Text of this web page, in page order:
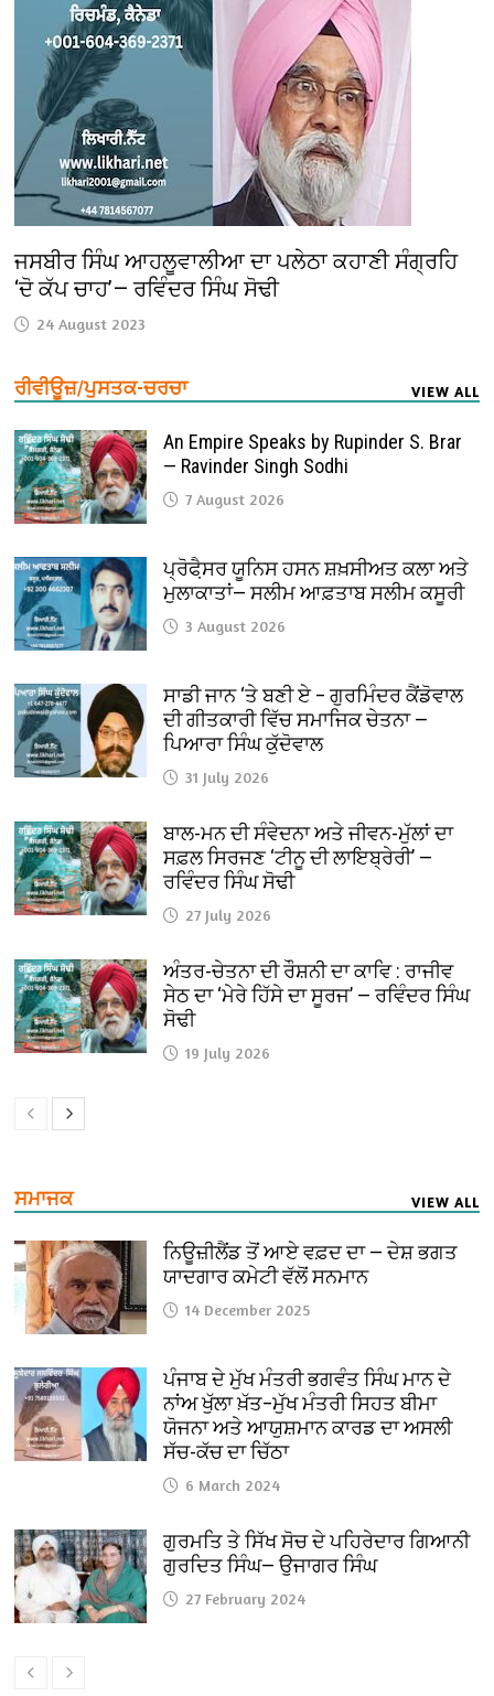
ਜਸਬੀਰ ਸਿੰਘ ਆਹਲੂਵਾਲੀਆ ਦਾ ਪਲੇਠਾ ਕਹਾਣੀ ਸੰਗ੍ਰਹਿ
‘ਦੋ ਕੱਪ ਚਾਹ’— ਰਵਿੰਦਰ ਸਿੰਘ ਸੋਢੀ
24 August 2023
ਰੀਵੀਊਜ਼/ਪੁਸਤਕ-ਚਰਚਾ VIEW ALL
An Empire Speaks by Rupinder S. Brar
— Ravinder Singh Sodhi
7 August 2026
ਪ੍ਰੋਫੈ਼ਸਰ ਯੂਨਿਸ ਹਸਨ ਸ਼ਖ਼ਸੀਅਤ ਕਲਾ ਅਤੇ
ਮੁਲਾਕਾਤਾਂ— ਸਲੀਮ ਆਫ਼ਤਾਬ ਸਲੀਮ ਕਸੂਰੀ
3 August 2026
ਸਾਡੀ ਜਾਨ ‘ਤੇ ਬਣੀ ਏ – ਗੁਰਮਿੰਦਰ ਕੈਂਡੋਵਾਲ
ਦੀ ਗੀਤਕਾਰੀ ਵਿੱਚ ਸਮਾਜਿਕ ਚੇਤਨਾ —
ਪਿਆਰਾ ਸਿੰਘ ਕੁੱਦੋਵਾਲ
31 July 2026
ਬਾਲ-ਮਨ ਦੀ ਸੰਵੇਦਨਾ ਅਤੇ ਜੀਵਨ-ਮੁੱਲਾਂ ਦਾ
ਸਫ਼ਲ ਸਿਰਜਣ ‘ਟੀਨੂ ਦੀ ਲਾਇਬ੍ਰੇਰੀ’ —
ਰਵਿੰਦਰ ਸਿੰਘ ਸੋਢੀ
27 July 2026
ਅੰਤਰ-ਚੇਤਨਾ ਦੀ ਰੌਸ਼ਨੀ ਦਾ ਕਾਵਿ : ਰਾਜੀਵ
ਸੇਠ ਦਾ ‘ਮੇਰੇ ਹਿੱਸੇ ਦਾ ਸੂਰਜ’ — ਰਵਿੰਦਰ ਸਿੰਘ
ਸੋਢੀ
19 July 2026
ਸਮਾਜਕ VIEW ALL
ਨਿਊਜ਼ੀਲੈਂਡ ਤੋਂ ਆਏ ਵਫ਼ਦ ਦਾ — ਦੇਸ਼ ਭਗਤ
ਯਾਦਗਾਰ ਕਮੇਟੀ ਵੱਲੋਂ ਸਨਮਾਨ
14 December 2025
ਪੰਜਾਬ ਦੇ ਮੁੱਖ ਮੰਤਰੀ ਭਗਵੰਤ ਸਿੰਘ ਮਾਨ ਦੇ
ਨਾਂਅ ਖੁੱਲਾ ਖ਼ੱਤ–ਮੁੱਖ ਮੰਤਰੀ ਸਿਹਤ ਬੀਮਾ
ਯੋਜਨਾ ਅਤੇ ਆਯੁਸ਼ਮਾਨ ਕਾਰਡ ਦਾ ਅਸਲੀ
ਸੱਚ-ਕੱਚ ਦਾ ਚਿੱਠਾ
6 March 2024
ਗੁਰਮਤਿ ਤੇ ਸਿੱਖ ਸੋਚ ਦੇ ਪਹਿਰੇਦਾਰ ਗਿਆਨੀ
ਗੁਰਦਿਤ ਸਿੰਘ— ਉਜਾਗਰ ਸਿੰਘ
27 February 2024